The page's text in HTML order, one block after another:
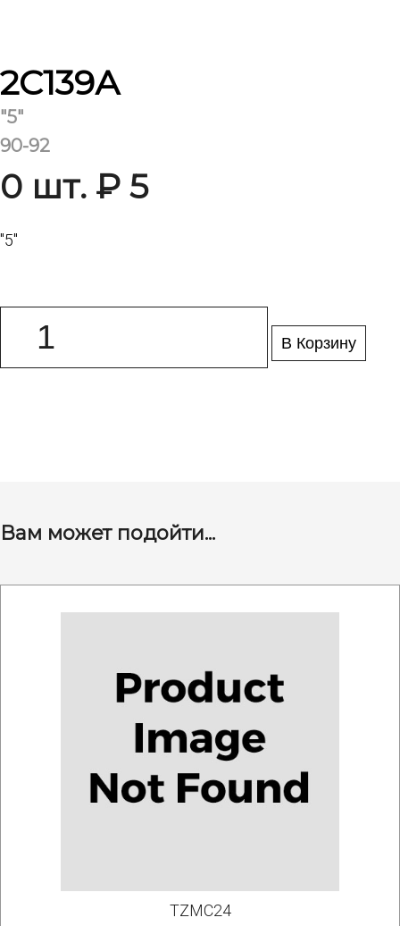
2С139А
"5"
90-92
0 шт. ₽ 5
"5"
В Корзину
Вам может подойти...
TZMC24